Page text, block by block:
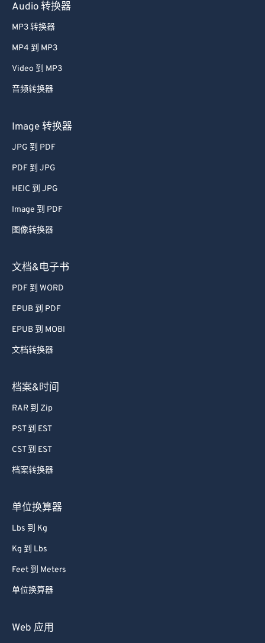
Audio 转换器
MP3 转换器
MP4 到 MP3
Video 到 MP3
音频转换器
Image 转换器
JPG 到 PDF
PDF 到 JPG
HEIC 到 JPG
Image 到 PDF
图像转换器
文档&电子书
PDF 到 WORD
EPUB 到 PDF
EPUB 到 MOBI
文档转换器
档案&时间
RAR 到 Zip
PST 到 EST
CST 到 EST
档案转换器
单位换算器
Lbs 到 Kg
Kg 到 Lbs
Feet 到 Meters
单位换算器
Web 应用